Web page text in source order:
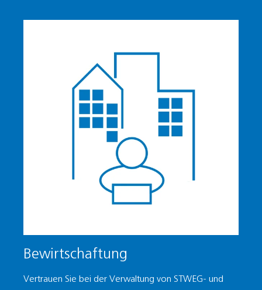
Bewirtschaftung
Vertrauen Sie bei der Verwaltung von STWEG- und